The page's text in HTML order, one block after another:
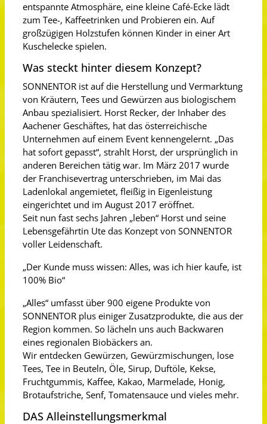
entspannte Atmosphäre, eine kleine Café-Ecke lädt
zum Tee-, Kaffeetrinken und Probieren ein. Auf
großzügigen Holzstufen können Kinder in einer Art
Kuschelecke spielen.
Was steckt hinter diesem Konzept?
SONNENTOR ist auf die Herstellung und Vermarktung
von Kräutern, Tees und Gewürzen aus biologischem
Anbau spezialisiert. Horst Recker, der Inhaber des
Aachener Geschäftes, hat das österreichische
Unternehmen auf einem Event kennengelernt. „Das
hat sofort gepasst“, strahlt Horst, der ursprünglich in
anderen Bereichen tätig war. Im März 2017 wurde
der Franchisevertrag unterschrieben, im Mai das
Ladenlokal angemietet, fleißig in Eigenleistung
eingerichtet und im August 2017 eröffnet.
Seit nun fast sechs Jahren „leben“ Horst und seine
Lebensgefährtin Ute das Konzept von SONNENTOR
voller Leidenschaft.
„Der Kunde muss wissen: Alles, was ich hier kaufe, ist
100% Bio“
„Alles“ umfasst über 900 eigene Produkte von
SONNENTOR plus einiger Zusatzprodukte, die aus der
Region kommen. So lächeln uns auch Backwaren
eines regionalen Biobäckers an.
Wir entdecken Gewürzen, Gewürzmischungen, lose
Tees, Tee in Beuteln, Öle, Sirup, Duftöle, Kekse,
Fruchtgummis, Kaffee, Kakao, Marmelade, Honig,
Brotaufstriche, Senf, Tomatensauce und vieles mehr.
DAS Alleinstellungsmerkmal